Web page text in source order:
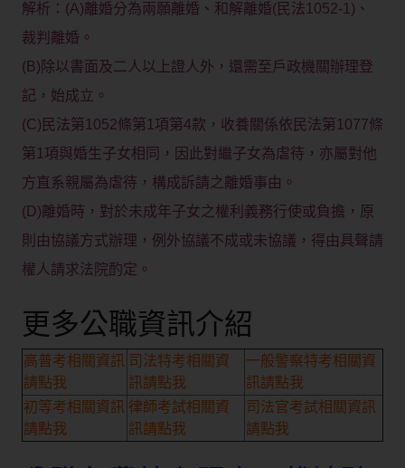
解析：(A)離婚分為兩願離婚、和解離婚(民法1052-1)、
裁判離婚。
(B)除以書面及二人以上證人外，還需至戶政機關辦理登
記，始成立。
(C)民法第1052條第1項第4款，收養關係依民法第1077條
第1項與婚生子女相同，因此對繼子女為虐待，亦屬對他
方直系親屬為虐待，構成訴請之離婚事由。
(D)離婚時，對於未成年子女之權利義務行使或負擔，原
則由協議方式辦理，例外協議不成或未協議，得由具聲請
權人請求法院酌定。
更多公職資訊介紹
高普考相關資訊
請點我
司法特考相關資
訊請點我
一般警察特考相關資
訊請點我
初等考相關資訊
請點我
律師考試相關資
訊請點我
司法官考試相關資訊
請點我